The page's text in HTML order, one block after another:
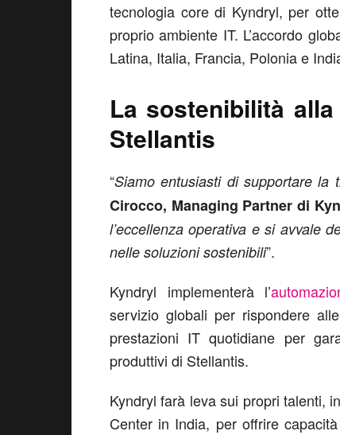
tecnologia core di Kyndryl, per
proprio ambiente IT. L’accordo
Latina, Italia, Francia, Polonia e
La sostenibilità
Stellantis
“Siamo entusiasti di supportare la
Cirocco, Managing Partner di
l’eccellenza operativa e si avvale
nelle soluzioni sostenibili”.
Kyndryl implementerà l’
servizio globali per rispondere
prestazioni IT quotidiane per
produttivi di Stellantis.
Kyndryl farà leva sui propri talenti,
Center in India, per offrire